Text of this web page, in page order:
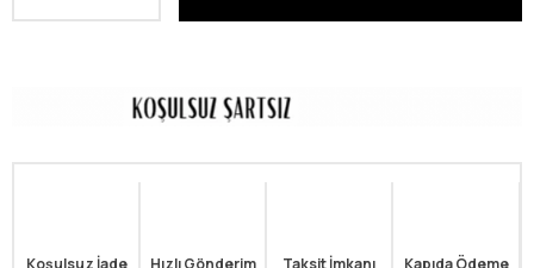
Koşulsuz İade Hızlı Gönderim Taksit İmkanı Kapıda Ödeme